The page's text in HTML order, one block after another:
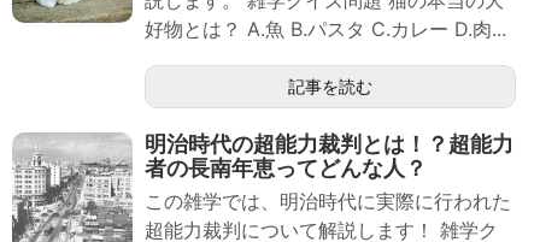
好物とは？ A.魚 B.パスタ C.カレー D.肉...
記事を読む
明治時代の超能力裁判とは！？超能力
者の長南年恵ってどんな人？
この雑学では、明治時代に実際に行われた
超能力裁判について解説します！ 雑学ク